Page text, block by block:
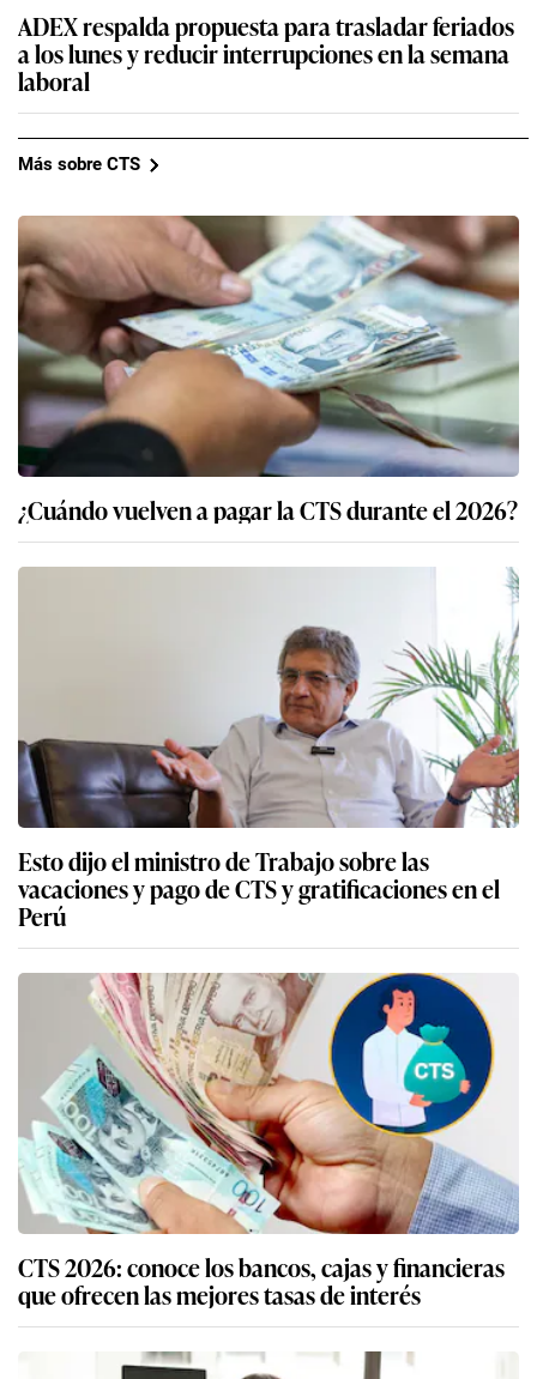
ADEX respalda propuesta para trasladar feriados
a los lunes y reducir interrupciones en la semana
laboral
Más sobre CTS
¿Cuándo vuelven a pagar la CTS durante el 2026?
Esto dijo el ministro de Trabajo sobre las
vacaciones y pago de CTS y gratificaciones en el
Perú
CTS 2026: conoce los bancos, cajas y financieras
que ofrecen las mejores tasas de interés